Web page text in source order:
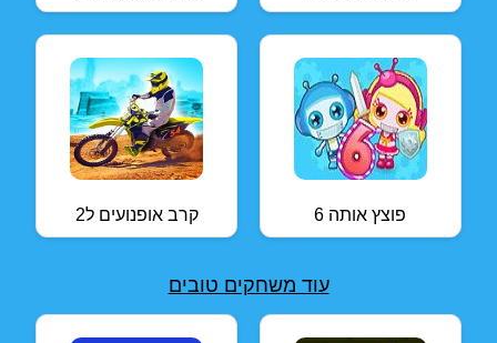
קרב אופנועים ל2 פוצץ אותה 6
עוד משחקים טובים